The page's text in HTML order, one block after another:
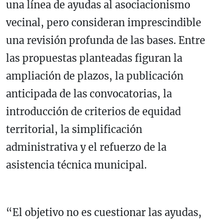
una línea de ayudas al asociacionismo
vecinal, pero consideran imprescindible
una revisión profunda de las bases. Entre
las propuestas planteadas figuran la
ampliación de plazos, la publicación
anticipada de las convocatorias, la
introducción de criterios de equidad
territorial, la simplificación
administrativa y el refuerzo de la
asistencia técnica municipal.
“El objetivo no es cuestionar las ayudas,